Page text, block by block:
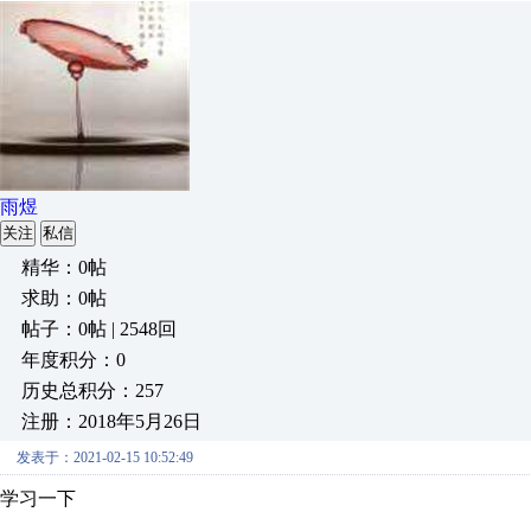
雨煜
关注 私信
精华：0帖
求助：0帖
帖子：0帖 | 2548回
年度积分：0
历史总积分：257
注册：2018年5月26日
发表于：2021-02-15 10:52:49
学习一下